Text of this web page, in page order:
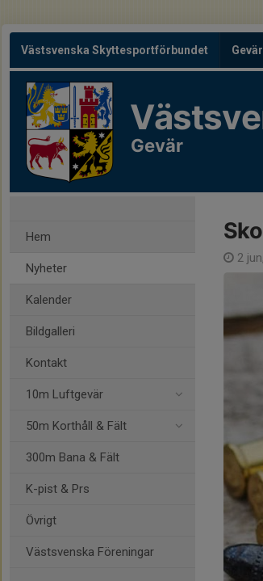
Västsvenska Skyttesportförbundet Gevär
Gevär
Hem
Nyheter
Kalender
Bildgalleri
Kontakt
10m Luftgevär
50m Korthåll & Fält
300m Bana & Fält
K-pist & Prs
Övrigt
Västsvenska Föreningar
2